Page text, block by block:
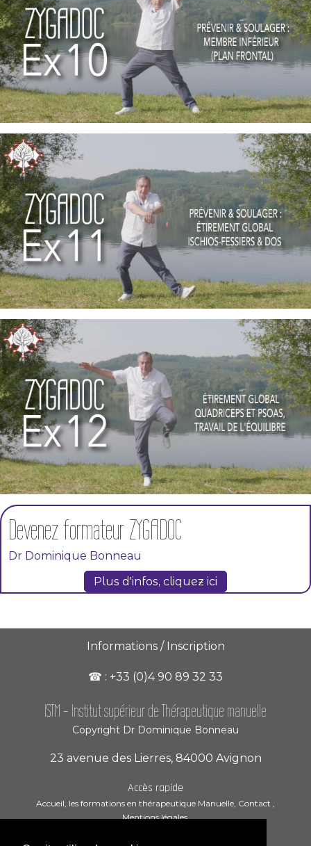
Devenez formateur ZYGADOC
Dr Dominique Bonneau
Plus d'infos, cliquez ici
Informations / Inscription
☎︎ : +33 (0)4 90 89 32 33
ISTM - Institut supérieur de Thérapeutique manuelle
Copyright Dr Dominique Bonneau
23 avenue des Lierres, 84000 Avignon
Accès rapide
Accueil les formations en thérapeutique Manuelle Contact
Mentions légales